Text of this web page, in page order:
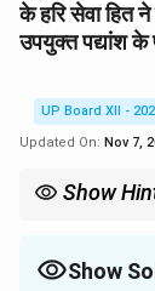
के हरि सेवा हित
उपयुक्त पद्यांश
UP Board XII -
Updated On: Nov 7,
Show
Show